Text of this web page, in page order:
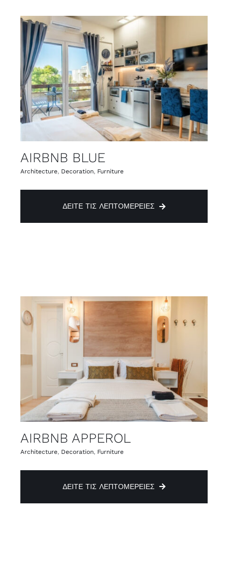
AIRBNB BLUE
Architecture, Decoration, Furniture
ΔΕΊΤΕ ΤΙΣ ΛΕΠΤΟΜΈΡΕΙΕΣ
AIRBNB APPEROL
Architecture, Decoration, Furniture
ΔΕΊΤΕ ΤΙΣ ΛΕΠΤΟΜΈΡΕΙΕΣ